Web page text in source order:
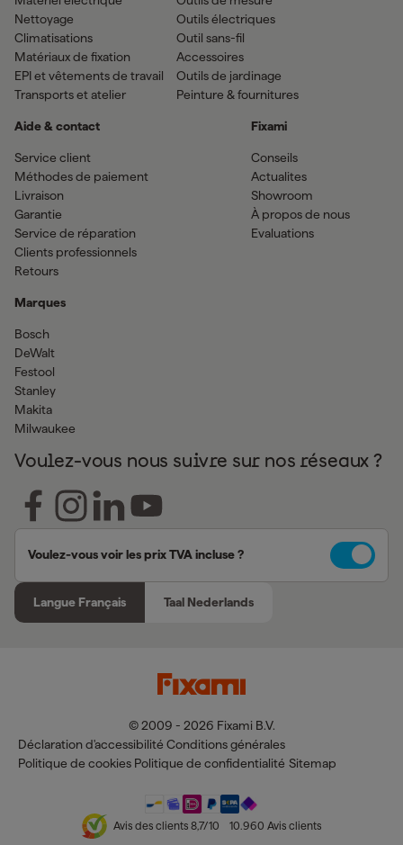
Nettoyage
Climatisations
Matériaux de fixation
EPI et vêtements de travail
Transports et atelier
Outils électriques
Outil sans-fil
Accessoires
Outils de jardinage
Peinture & fournitures
Aide & contact
Service client
Méthodes de paiement
Livraison
Garantie
Service de réparation
Clients professionnels
Retours
Marques
Bosch
DeWalt
Festool
Stanley
Makita
Milwaukee
Fixami
Conseils
Actualites
Showroom
À propos de nous
Evaluations
Voulez-vous nous suivre sur nos réseaux ?
Voulez-vous voir les prix TVA incluse ?
Langue Français Taal Nederlands
© 2009 - 2026 Fixami B.V.
Déclaration d'accessibilité Conditions générales
Politique de cookies Politique de confidentialité Sitemap
Avis des clients 8,7/10 10.960 Avis clients